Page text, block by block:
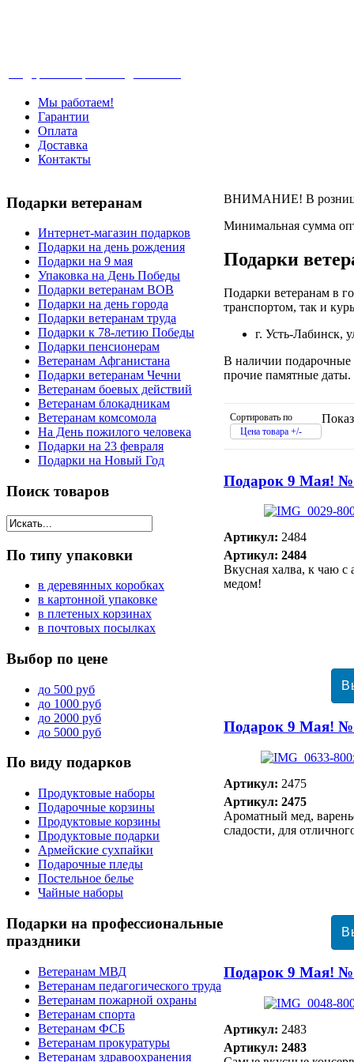
Мы работаем!
Гарантии
Оплата
Доставка
Контакты
ВНИМАНИЕ! В розницу
Минимальная сумма
Подарки
Подарки ветеранам в
транспортом, так и
г. Усть-Лабинск,
В наличии подарочные
прочие памятные даты.
Сортировать по
Цена товара +/-
Подарок 9 Мая! №
Артикул: 2484
Артикул: 2484
Вкусная халва, к чаю с
медом!
Подарок 9 Мая!
Артикул: 2475
Артикул: 2475
Ароматный мед,
сладости, для
Подарок 9 Мая! №
Артикул: 2483
Артикул: 2483
Подарки ветеранам
Интернет-магазин подарков
Подарки на день рождения
Подарки на 9 мая
Упаковка на День Победы
Подарки ветеранам ВОВ
Подарки на день города
Подарки ветеранам труда
Подарки к 78-летию Победы
Подарки пенсионерам
Ветеранам Афганистана
Подарки ветеранам Чечни
Ветеранам боевых действий
Ветеранам блокадникам
Ветеранам комсомола
На День пожилого человека
Подарки на 23 февраля
Подарки на Новый Год
Поиск товаров
По типу упаковки
в деревянных коробках
в картонной упаковке
в плетеных корзинах
в почтовых посылках
Выбор по цене
до 500 руб
до 1000 руб
до 2000 руб
до 5000 руб
По виду подарков
Продуктовые наборы
Подарочные корзины
Продуктовые корзины
Продуктовые подарки
Армейские сухпайки
Подарочные пледы
Постельное белье
Чайные наборы
Подарки на профессиональные
праздники
Ветеранам МВД
Ветеранам педагогического труда
Ветеранам пожарной охраны
Ветеранам спорта
Ветеранам ФСБ
Ветеранам прокуратуры
Ветеранам здравоохранения